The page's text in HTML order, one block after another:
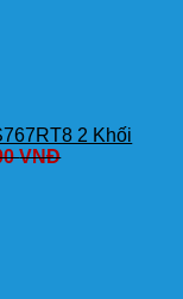
2 Khối
VNĐ